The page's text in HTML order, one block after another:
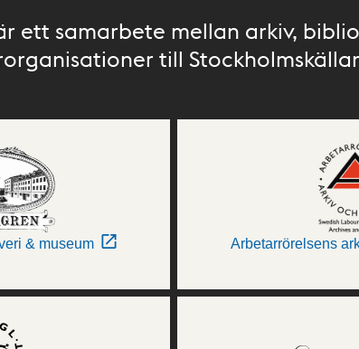
ett samarbete mellan arkiv,
till
& museum Arbetarrörelsens